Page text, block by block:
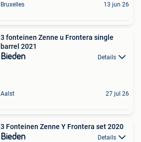
Bruxelles 13 jun 26
3 fonteinen Zenne u Frontera single
barrel 2021
Bieden Details
Aalst 27 jul 26
3 Fonteinen Zenne Y Frontera set 2020
Bieden Details